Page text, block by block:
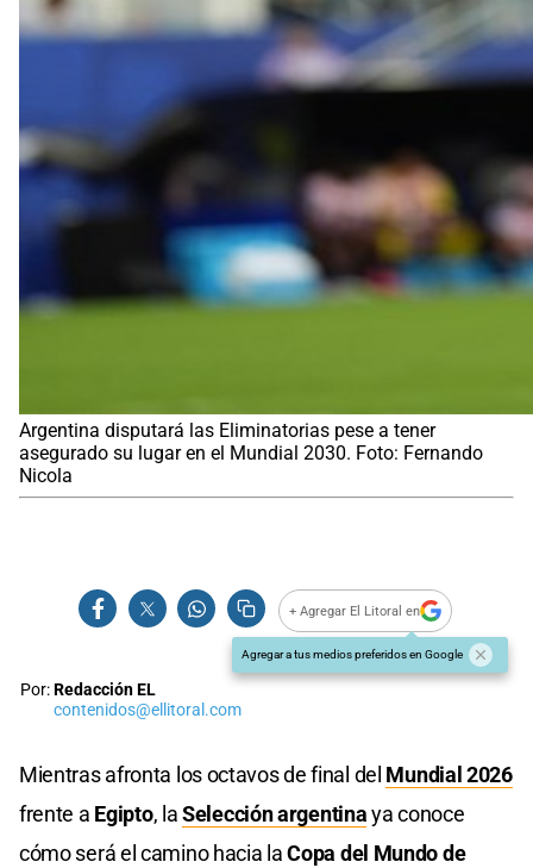
Argentina disputará las Eliminatorias pese a tener
asegurado su lugar en el Mundial 2030. Foto: Fernando
Nicola
+ Agregar El Litoral en
Agregar a tus medios preferidos en Google
Por:Redacción EL
contenidos@ellitoral.com
Mientras afronta los octavos de final del Mundial 2026
frente a Egipto, laSelección argentinaya conoce
cómo será el camino hacia laCopa del Mundo de